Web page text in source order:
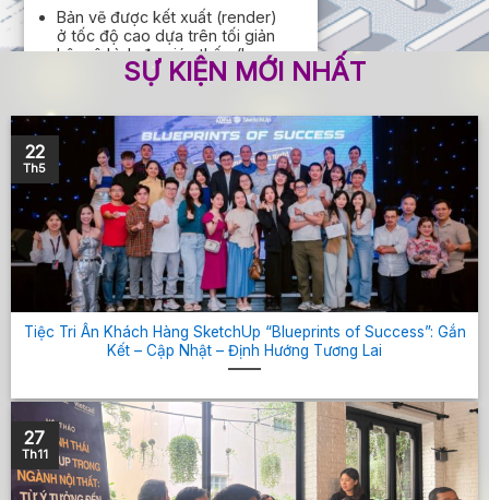
Bản vẽ được kết xuất (render)
ở tốc độ cao dựa trên tối giản
hệ mô hình đa giác thấp (low-
poly), có phong cách trình bày
Khả năng kết nối tốt với các
phần mềm mô hình khác.
Kết xuất tốt với các Plugin để
tạo ra những hình ảnh chân
thực, sinh động.
SỰ KIỆN MỚI NHẤT
Tiệc Tri Ân Khách Hàng SketchUp “Blueprints of Success”: Gắn
Kết – Cập Nhật – Định Hướng Tương Lai
22
Th5
27
Th11